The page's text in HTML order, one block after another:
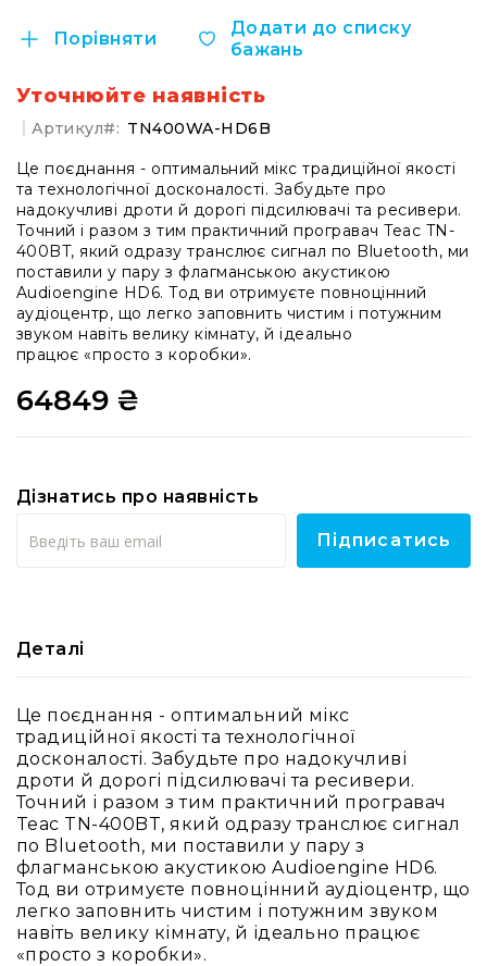
Моніторінг
(IEM)
Приймачі
Передавачі
Мікрофонні
голови
Всі
радіосистеми
Аксесуари
та
комплектуючі
Антени
та
розподіл
кодів
Приймачі
та
передавачі
Дисплеї
Аксесуари
та
комплектуючі
Мікрофони
Порівняти
Додати до списку
бажань
Уточнюйте наявність
Артикул TN400WA-HD6B
Це поєднання - оптимальний мікс традиційної якості
та технологічної досконалості. Забудьте про
надокучливі дроти й дорогі підсилювачі та ресивери.
Точний і разом з тим практичний програвач Teac TN-
400BT, який одразу транслює сигнал по Bluetooth, ми
поставили у пару з флагманською акустикою
Audioengine HD6. Тод ви отримуєте повноцінний
аудіоцентр, що легко заповнить чистим і потужним
звуком навіть велику кімнату, й ідеально
працює «просто з коробки».
64849 ₴
Дізнатись про наявність
Підписатись
Деталі
Це поєднання - оптимальний мікс
традиційної якості та технологічної
досконалості. Забудьте про надокучливі
дроти й дорогі підсилювачі та ресивери.
Точний і разом з тим практичний програвач
Teac TN-400BT, який одразу транслює сигнал
по Bluetooth, ми поставили у пару з
флагманською акустикою Audioengine HD6.
Тод ви отримуєте повноцінний аудіоцентр, що
легко заповнить чистим і потужним звуком
навіть велику кімнату, й ідеально працює
«просто з коробки».